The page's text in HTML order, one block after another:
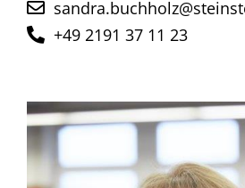
+49 2191 37 11 23